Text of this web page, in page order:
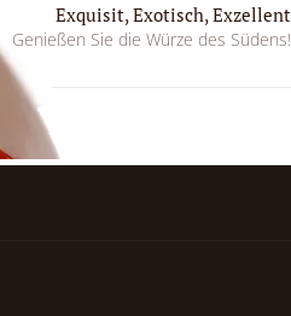
Exquisit, Exotisch, Exzellent
Genießen Sie die Würze des Südens!